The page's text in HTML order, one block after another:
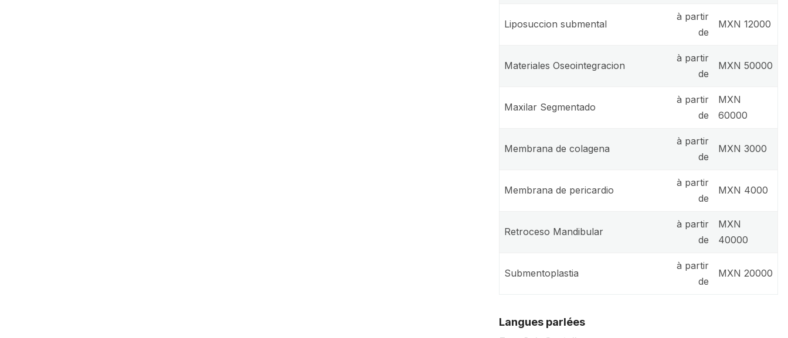
Liposuccion submental
à partir
de
MXN 12000
Materiales Oseointegracion
à partir
de
MXN 50000
Maxilar Segmentado
à partir
de
MXN
60000
Membrana de colagena
à partir
de
MXN 3000
Membrana de pericardio
à partir
de
MXN 4000
Retroceso Mandibular
à partir
de
MXN
40000
Submentoplastia
à partir
de
MXN 20000
Langues parlées